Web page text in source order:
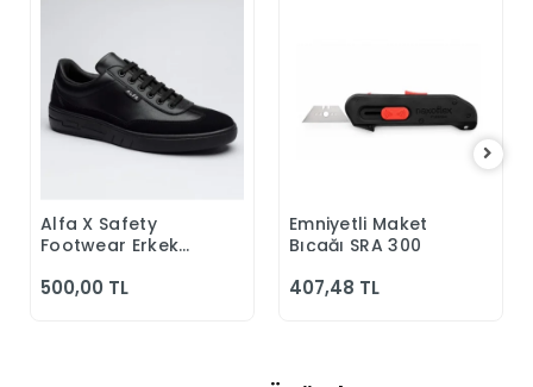
Sepete Ekle
Alfa X Safety
Footwear Erkek
Klasik Ayakkabı
500,00 TL
Sepete Ekle
Emniyetli Maket
Bıçağı SRA 300
407,48 TL